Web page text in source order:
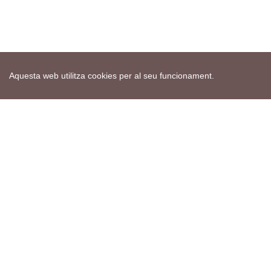
Aquesta web utilitza cookies per al seu funcionament.